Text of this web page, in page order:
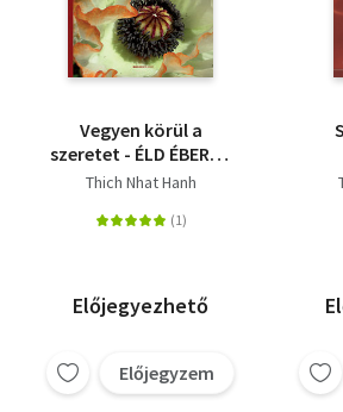
Vegyen körül a
szeretet - ÉLD ÉBEREN
A NAPJAIDAT -
MINDEN HETÉRE
Thich Nhat Hanh
Előjegyezhető
Előjegyzem